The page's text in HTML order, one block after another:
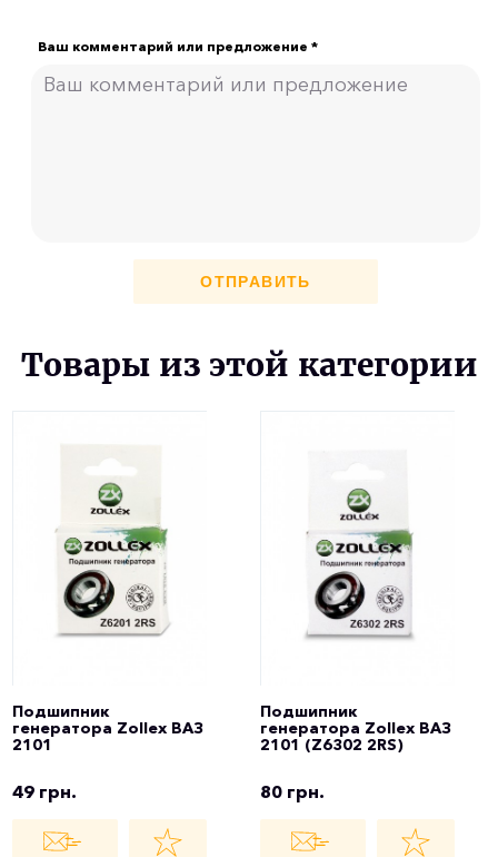
Ваш комментарий или предложение *
ОТПРАВИТЬ
Товары из этой категории
Подшипник
генератора Zollex ВАЗ
2101
49 грн.
Подшипник
генератора Zollex ВАЗ
2101 (Z6302 2RS)
80 грн.